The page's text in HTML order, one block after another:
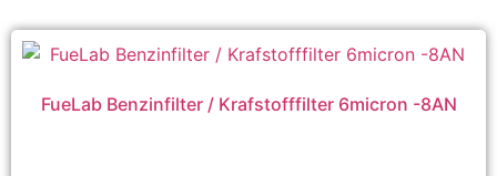
FueLab Benzinfilter / Krafstofffilter 6micron -8AN